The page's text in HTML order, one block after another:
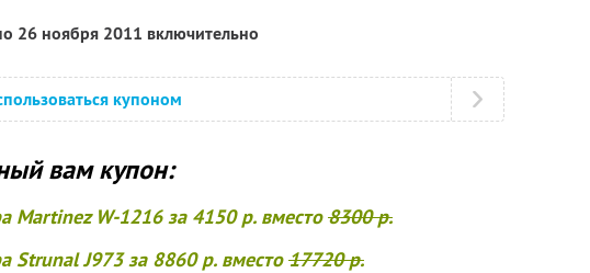
26 ноября 2011 включительно
купоном
вам купон:
Martinez W-1216 за 4150 р. вместо8300 р.
Strunal J973 за 8860 р. вместо17720 р.